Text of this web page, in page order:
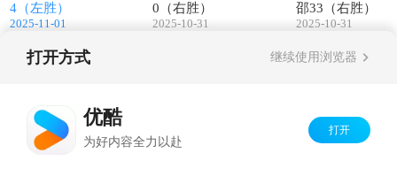
4（左胜）
2025-11-01
0（右胜）
2025-10-31
邵33（右胜）
2025-10-31
打开方式 继续使用浏览器
优酷
为好内容全力以赴
打开